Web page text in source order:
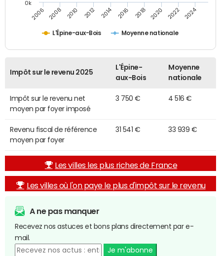
L'Épine-aux-Bois Moyenne nationale
2006 2008 2010 2012 2014 2016 2018 2020 2022 2024
0k
Impôt sur le revenu 2025
L'Épine-
aux-Bois
Moyenne
nationale
Impôt sur le revenu net
moyen par foyer imposé
3 750 € 4 516 €
Revenu fiscal de référence
moyen par foyer
31 541 € 33 939 €
Les villes les plus riches de France
Les villes où l'on paye le plus d'impôt sur le revenu
A ne pas manquer
Recevez nos astuces et bons plans directement par e-
mail.
Je m'abonne